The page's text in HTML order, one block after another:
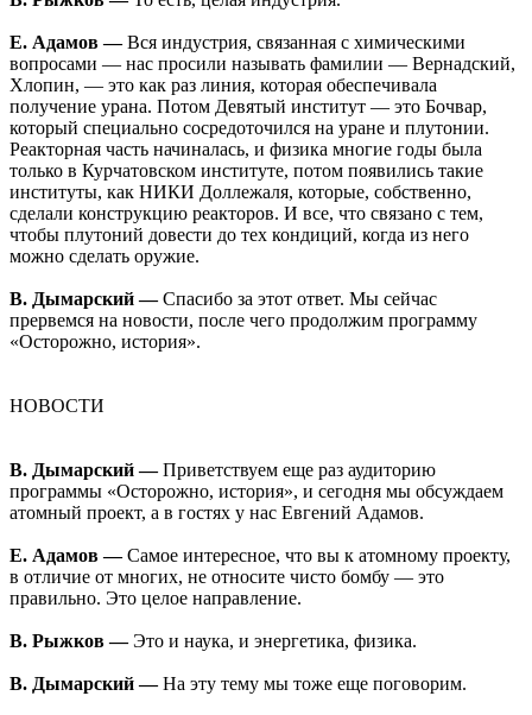
Е. Адамов —Вся индустрия, связанная с химическими
вопросами — нас просили называть фамилии — Вернадский,
Хлопин, — это как раз линия, которая обеспечивала
получение урана. Потом Девятый институт — это Бочвар,
который специально сосредоточился на уране и плутонии.
Реакторная часть начиналась, и физика многие годы была
только в Курчатовском институте, потом появились такие
институты, как НИКИ Доллежаля, которые, собственно,
сделали конструкцию реакторов. И все, что связано с тем,
чтобы плутоний довести до тех кондиций, когда из него
можно сделать оружие.
В. Дымарский —Спасибо за этот ответ. Мы сейчас
прервемся на новости, после чего продолжим программу
«Осторожно, история».
НОВОСТИ
В. Дымарский —Приветствуем еще раз аудиторию
программы «Осторожно, история», и сегодня мы обсуждаем
атомный проект, а в гостях у нас Евгений Адамов.
Е. Адамов —Самое интересное, что вы к атомному проекту,
в отличие от многих, не относите чисто бомбу — это
правильно. Это целое направление.
В. Рыжков —Это и наука, и энергетика, физика.
В. Дымарский —На эту тему мы тоже еще поговорим.